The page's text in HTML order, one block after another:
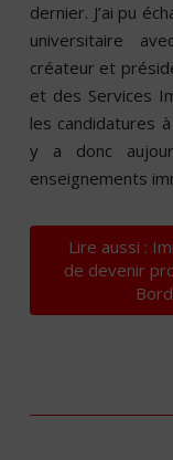
dernier. J’ai pu
universitaire
créateur et
et des Services
les candidatures
y a donc
enseignements
Lire aussi :
de devenir